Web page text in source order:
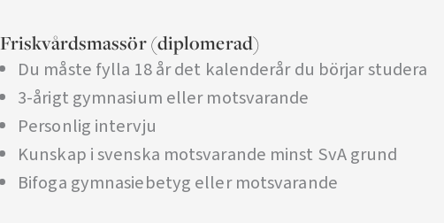
Friskvårdsmassör (diplomerad)
Du måste fylla 18 år det kalenderår du börjar studera
3-årigt gymnasium eller motsvarande
Personlig intervju
Kunskap i svenska motsvarande minst SvA grund
Bifoga gymnasiebetyg eller motsvarande